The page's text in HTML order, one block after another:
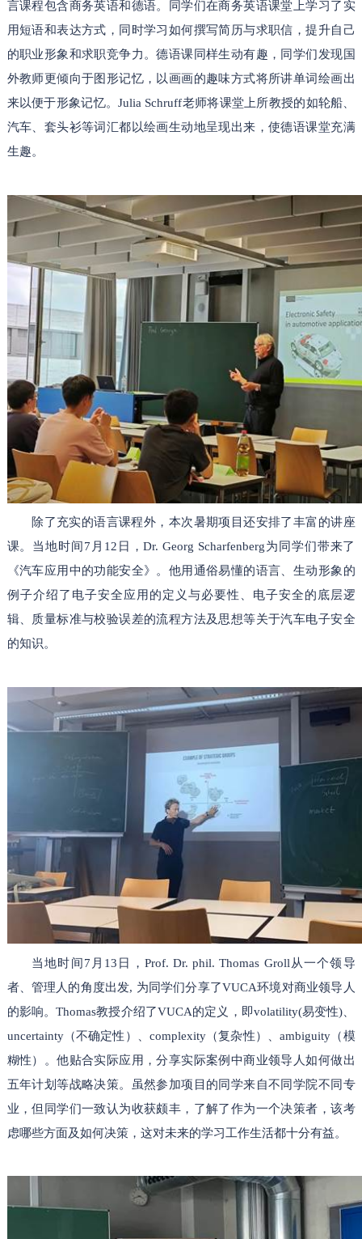
言课程包含商务英语和德语。同学们在商务英语课堂上学习了实
用短语和表达方式，同时学习如何撰写简历与求职信，提升自己
的职业形象和求职竞争力。德语课同样生动有趣，同学们发现国
外教师更倾向于图形记忆，以画画的趣味方式将所讲单词绘画出
来以便于形象记忆。Julia Schruff老师将课堂上所教授的如轮船、
汽车、套头衫等词汇都以绘画生动地呈现出来，使德语课堂充满
生趣。
除了充实的语言课程外，本次暑期项目还安排了丰富的讲座
课。当地时间7月12日，Dr. Georg Scharfenberg为同学们带来了
《汽车应用中的功能安全》。他用通俗易懂的语言、生动形象的
例子介绍了电子安全应用的定义与必要性、电子安全的底层逻
辑、质量标准与校验误差的流程方法及思想等关于汽车电子安全
的知识。
当地时间7月13日，Prof. Dr. phil. Thomas Groll从一个领导
者、管理人的角度出发, 为同学们分享了VUCA环境对商业领导人
的影响。Thomas教授介绍了VUCA的定义，即volatility(易变性)、
uncertainty（不确定性）、complexity（复杂性）、ambiguity（模
糊性）。他贴合实际应用，分享实际案例中商业领导人如何做出
五年计划等战略决策。虽然参加项目的同学来自不同学院不同专
业，但同学们一致认为收获颇丰，了解了作为一个决策者，该考
虑哪些方面及如何决策，这对未来的学习工作生活都十分有益。